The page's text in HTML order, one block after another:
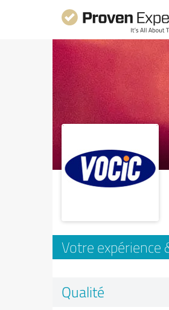
Votre expérience
Qualité